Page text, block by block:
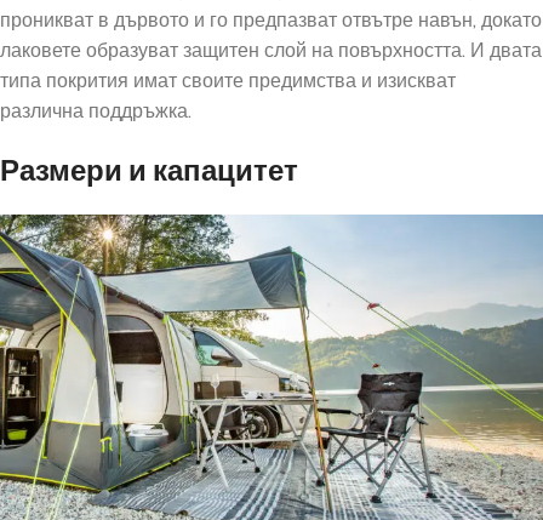
проникват в дървото и го предпазват отвътре навън, докато
лаковете образуват защитен слой на повърхността. И двата
типа покрития имат своите предимства и изискват
различна поддръжка.
Размери и капацитет